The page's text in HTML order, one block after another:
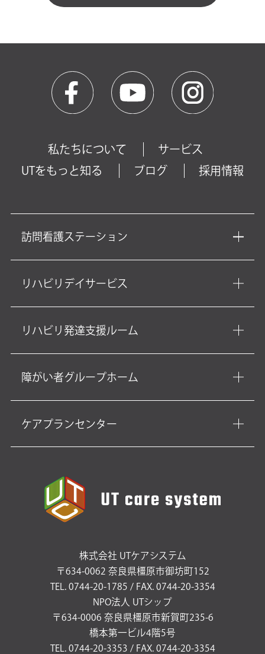
私たちについて
サービス
UTをもっと知る
ブログ 採用情報
訪問看護ステーション
リハビリデイサービス
リハビリ発達支援ルーム
障がい者グループホーム
ケアプランセンター
株式会社 UTケアシステム
〒634-0062 奈良県橿原市御坊町152
TEL. 0744-20-1785 / FAX. 0744-20-3354
NPO法人 UTシップ
〒634-0006 奈良県橿原市新賀町235-6
橋本第一ビル4階5号
TEL. 0744-20-3353 / FAX. 0744-20-3354